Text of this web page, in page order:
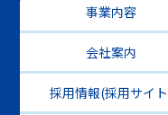
事業内容
会社案内
採用情報(採用サイ